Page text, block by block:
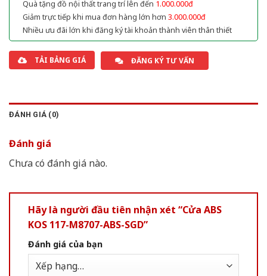
Quà tặng đồ nội thất trang trí lên đến 1.000.000đ
Giảm trực tiếp khi mua đơn hàng lớn hơn 3.000.000đ
Nhiều ưu đãi lớn khi đăng ký tài khoản thành viên thân thiết
TẢI BẢNG GIÁ ĐĂNG KÝ TƯ VẤN
ĐÁNH GIÁ (0)
Đánh giá
Chưa có đánh giá nào.
Hãy là người đầu tiên nhận xét “Cửa ABS
KOS 117-M8707-ABS-SGD”
Đánh giá của bạn